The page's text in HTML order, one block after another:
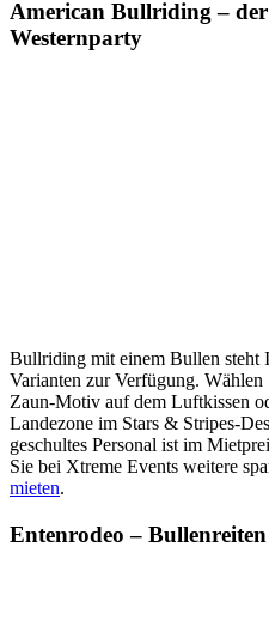
American Bullriding –
Westernparty
Bullriding mit einem Bullen steht
Varianten zur Verfügung.
Zaun-Motiv auf dem Luftkissen
Landezone im Stars & Stripes-
geschultes Personal ist im
Sie bei Xtreme Events weitere
mieten.
Entenrodeo –